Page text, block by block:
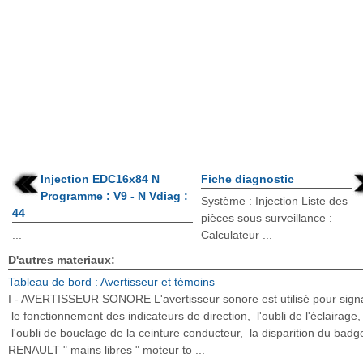
Injection EDC16x84 N
Programme : V9 - N Vdiag :
44
Fiche diagnostic
Système : Injection Liste des
pièces sous surveillance :
Calculateur ...
D'autres materiaux:
Tableau de bord : Avertisseur et témoins
I - AVERTISSEUR SONORE L'avertisseur sonore est utilisé pour
le fonctionnement des indicateurs de direction, l'oubli de l'éclairage,
l'oubli de bouclage de la ceinture conducteur, la disparition du
RENAULT " mains libres " moteur to ...